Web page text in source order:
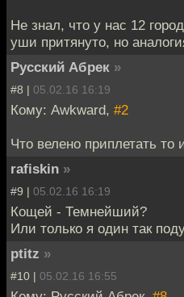
Не знал, что у нас 12
уши притянуто, но
Русский Абрек »
#8 | 05.02.16 16:19
Кому: Awkward, #2
Что велено приплетать то
rafiskin »
#9 | 05.02.16 16:19
Кощей - Темнейший?
Или только я один так
ptitz »
#10 | 05.02.16 16:55